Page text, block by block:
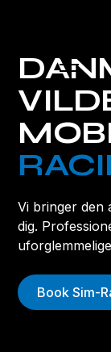
Vi bringer den
dig.
Book Sim-